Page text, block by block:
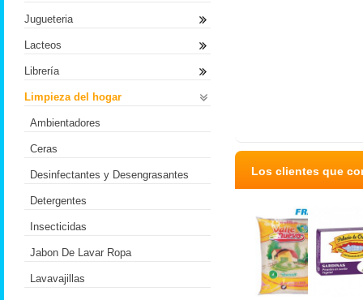
Los clientes que
Jugueteria
Lacteos
Librería
Limpieza del hogar
Ambientadores
Ceras
Desinfectantes y Desengrasantes
Detergentes
Insecticidas
Jabon De Lavar Ropa
Lavavajillas